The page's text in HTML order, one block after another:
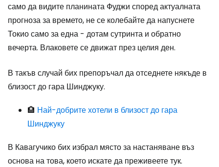
само да видите планината Фуджи според актуалната
прогноза за времето, не се колебайте да напуснете
Токио само за една - дотам сутринта и обратно
вечерта. Влаковете се движат през целия ден.
В такъв случай бих препоръчал да отседнете някъде в
близост до гара Шинджуку.
🏨 Най-добрите хотели в близост до гара
Шинджуку
В Кавагучико бих избрал място за настаняване въз
основа на това, което искате да преживеете тук.